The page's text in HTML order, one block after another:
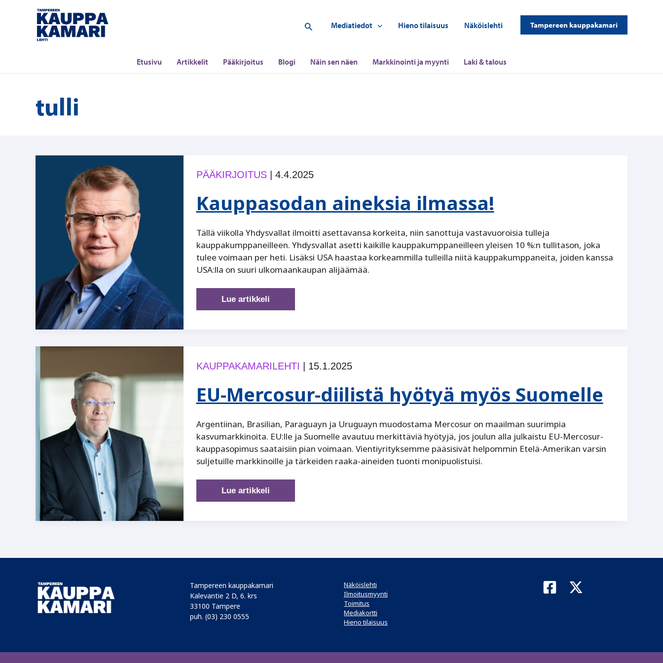
Hae Mediatiedot Hieno tilaisuus Näköislehti Tampereen kauppakamari
Etusivu Artikkelit Pääkirjoitus Blogi Näin sen näen Markkinointi ja myynti Laki & talous
tulli
PÄÄKIRJOITUS| 4.4.2025
Kauppasodan aineksia ilmassa!
Tällä viikolla Yhdysvallat ilmoitti asettavansa korkeita, niin sanottuja vastavuoroisia tulleja
kauppakumppaneilleen. Yhdysvallat asetti kaikille kauppakumppaneilleen yleisen 10 %:n tullitason, joka
tulee voimaan per heti. Lisäksi USA haastaa korkeammilla tulleilla niitä kauppakumppaneita, joiden kanssa
USA:lla on suuri ulkomaankaupan alijäämää.
Kauppasodan
aineksia
Lue artikkeli
KAUPPAKAMARILEHTI 15.1.2025
EU-Mercosur-diilistä hyötyä myös Suomelle
Argentiinan, Brasilian, Paraguayn ja Uruguayn muodostama Mercosur on maailman suurimpia
kasvumarkkinoita. EU:lle ja Suomelle avautuu merkittäviä hyötyjä, jos joulun alla julkaistu EU-Mercosur-
kauppasopimus saataisiin pian voimaan. Vientiyrityksemme pääsisivät helpommin Etelä-Amerikan varsin
suljetuille markkinoille ja tärkeiden raaka-aineiden tuonti monipuolistuisi.
EU-
Mercosur-
Lue artikkeli
Tampereen kauppakamari
Kalevantie 2 D, 6. krs
33100 Tampere
puh. (03) 230 0555
Näköislehti
Ilmoitusmyynti
Toimitus
Mediakortti
Hieno tilaisuus